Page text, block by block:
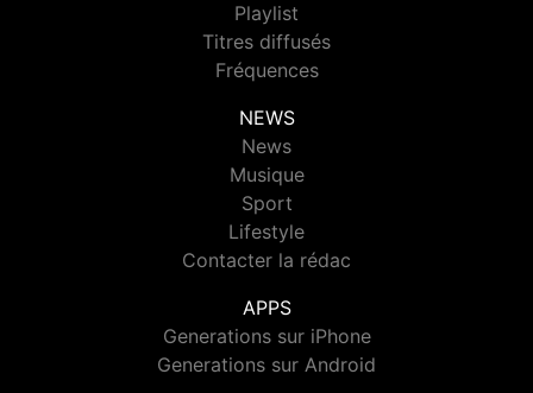
Playlist
Titres diffusés
Fréquences
NEWS
News
Musique
Sport
Lifestyle
Contacter la rédac
APPS
Generations sur iPhone
Generations sur Android